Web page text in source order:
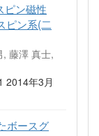
ピン磁性
ピン系(二
藤澤 真士,
2014年3月
ボースグ